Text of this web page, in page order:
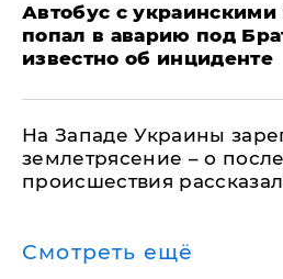
Автобус с
попал в аварию под
известно об инциденте
На Западе Украины
землетрясение – о
происшествия
Смотреть ещё